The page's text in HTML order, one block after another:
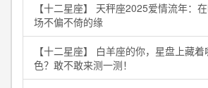
【十二星座】 天秤座2025爱情流年：
场不偏不倚的缘
【十二星座】 白羊座的你，星盘上藏
色？敢不敢来测一测！